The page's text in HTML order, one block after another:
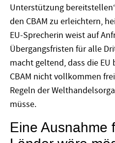
Unterstützung
den CBAM zu erleichtern,
EU-Sprecherin weist auf
Übergangsfristen für alle
macht geltend, dass die
CBAM nicht vollkommen
Regeln der
müsse.
Eine Ausnahme